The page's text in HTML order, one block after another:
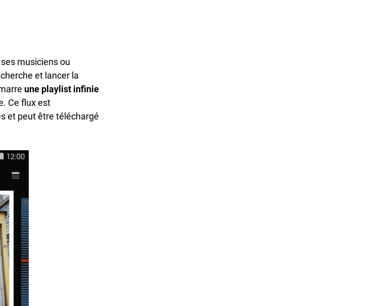
musiciens ou
et lancer la
une playlist infinie
Ce flux est
et peut être téléchargé